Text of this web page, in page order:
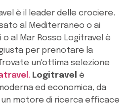
è il leader delle crociere.
al Mediterraneo o ai
o al Mar Rosso Logitravel è
per prenotare la
un'ottima selezione
Logitravel è
ed economica, da
motore di ricerca efficace